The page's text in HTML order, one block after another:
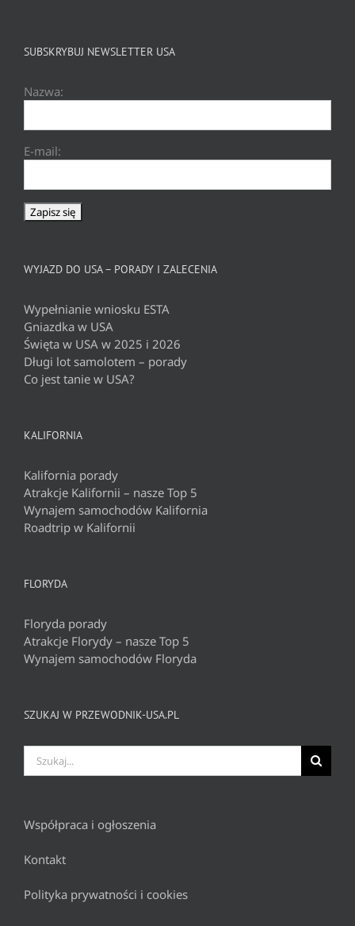
SUBSKRYBUJ NEWSLETTER USA
Nazwa:
E-mail:
WYJAZD DO USA – PORADY I ZALECENIA
Wypełnianie wniosku ESTA
Gniazdka w USA
Święta w USA w 2025 i 2026
Długi lot samolotem – porady
Co jest tanie w USA?
KALIFORNIA
Kalifornia porady
Atrakcje Kalifornii – nasze Top 5
Wynajem samochodów Kalifornia
Roadtrip w Kalifornii
FLORYDA
Floryda porady
Atrakcje Florydy – nasze Top 5
Wynajem samochodów Floryda
SZUKAJ W PRZEWODNIK-USA.PL
Szukaj
Współpraca i ogłoszenia
Kontakt
Polityka prywatności i cookies